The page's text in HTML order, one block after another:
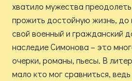
хватило мужества
прожить достойную жизнь, до
свой военный и гражданский
наследие Симонова – это
очерки, романы, пьесы. В
мало кто мог сравниться,